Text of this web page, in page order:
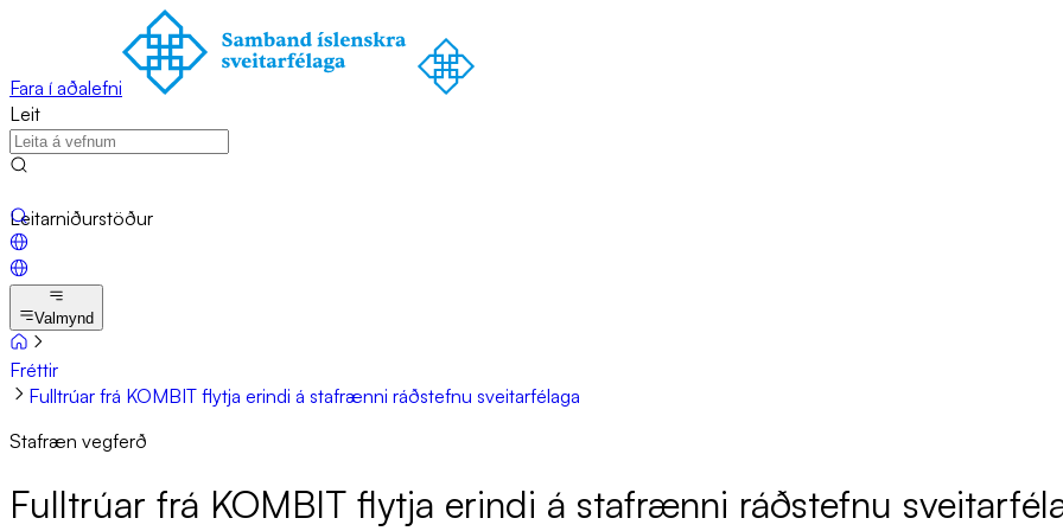
Fara í aðalefni
Leit
Leitarniðurstöður
Valmynd
Fréttir
Fulltrúar frá KOMBIT flytja erindi á stafrænni ráðstefnu sveitarfélaga
Stafræn vegferð
Full­trú­ar frá KOMBIT flytja er­indi á sta­f­rænni ráð­stefnu